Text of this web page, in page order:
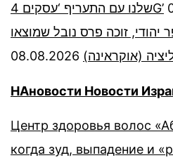
שלנו עם התעריף ‘עסקים 4G’
יהודי, זוכה פרס נובל שמוצאו
(אוקראינה) 08.08.2026
НАновости Новости
Центр здоровья волос
когда зуд, выпадение и